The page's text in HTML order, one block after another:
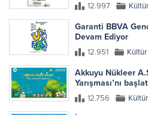
12.997
Garanti BBVA
Devam Ediyor
12.951
Akkuyu Nükleer
Yarışması’nı
12.756